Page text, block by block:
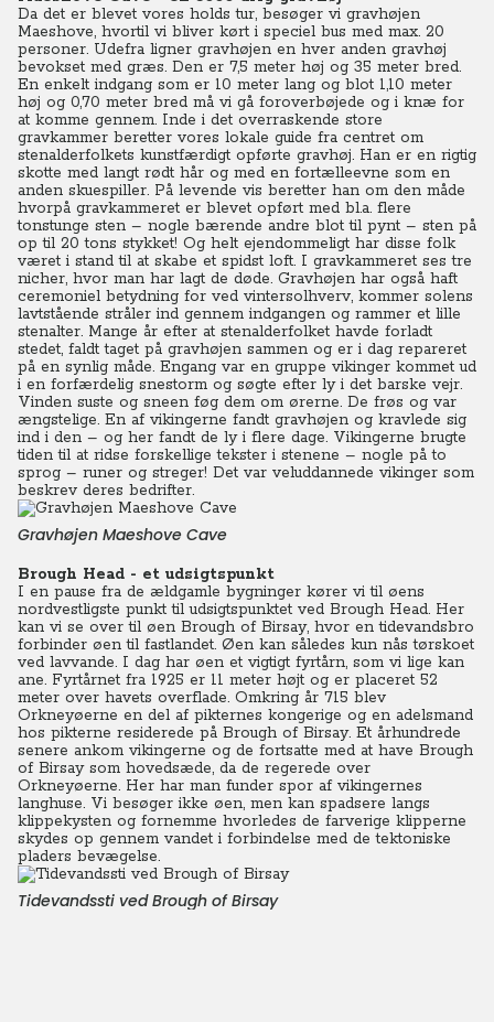
Da det er blevet vores holds tur, besøger vi gravhøjen
Maeshove, hvortil vi bliver kørt i speciel bus med max. 20
personer. Udefra ligner gravhøjen en hver anden gravhøj
bevokset med græs. Den er 7,5 meter høj og 35 meter bred.
En enkelt indgang som er 10 meter lang og blot 1,10 meter
høj og 0,70 meter bred må vi gå foroverbøjede og i knæ for
at komme gennem. Inde i det overraskende store
gravkammer beretter vores lokale guide fra centret om
stenalderfolkets kunstfærdigt opførte gravhøj. Han er en rigtig
skotte med langt rødt hår og med en fortælleevne som en
anden skuespiller. På levende vis beretter han om den måde
hvorpå gravkammeret er blevet opført med bl.a. flere
tonstunge sten – nogle bærende andre blot til pynt – sten på
op til 20 tons stykket! Og helt ejendommeligt har disse folk
været i stand til at skabe et spidst loft. I gravkammeret ses tre
nicher, hvor man har lagt de døde. Gravhøjen har også haft
ceremoniel betydning for ved vintersolhverv, kommer solens
lavtstående stråler ind gennem indgangen og rammer et lille
stenalter. Mange år efter at stenalderfolket havde forladt
stedet, faldt taget på gravhøjen sammen og er i dag repareret
på en synlig måde. Engang var en gruppe vikinger kommet ud
i en forfærdelig snestorm og søgte efter ly i det barske vejr.
Vinden suste og sneen føg dem om ørerne. De frøs og var
ængstelige. En af vikingerne fandt gravhøjen og kravlede sig
ind i den – og her fandt de ly i flere dage. Vikingerne brugte
tiden til at ridse forskellige tekster i stenene – nogle på to
sprog – runer og streger! Det var veluddannede vikinger som
beskrev deres bedrifter.
Gravhøjen Maeshove Cave
Brough Head - et udsigtspunkt
I en pause fra de ældgamle bygninger kører vi til øens
nordvestligste punkt til udsigtspunktet ved Brough Head. Her
kan vi se over til øen Brough of Birsay, hvor en tidevandsbro
forbinder øen til fastlandet. Øen kan således kun nås tørskoet
ved lavvande. I dag har øen et vigtigt fyrtårn, som vi lige kan
ane. Fyrtårnet fra 1925 er 11 meter højt og er placeret 52
meter over havets overflade. Omkring år 715 blev
Orkneyøerne en del af pikternes kongerige og en adelsmand
hos pikterne residerede på Brough of Birsay. Et århundrede
senere ankom vikingerne og de fortsatte med at have Brough
of Birsay som hovedsæde, da de regerede over
Orkneyøerne. Her har man funder spor af vikingernes
langhuse. Vi besøger ikke øen, men kan spadsere langs
klippekysten og fornemme hvorledes de farverige klipperne
skydes op gennem vandet i forbindelse med de tektoniske
pladers bevægelse.
Tidevandssti ved Brough of Birsay